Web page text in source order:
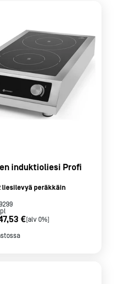
induktioliesi Profi
liesilevyä peräkkäin
€[alv 0%]